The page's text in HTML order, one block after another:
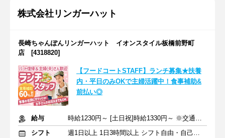
株式会社リンガーハット
長崎ちゃんぽんリンガーハット イオンスタイル板橋前野町
店 [4318820]
【フードコートSTAFF】ランチ募集★扶養
内・平日のみOKで主婦活躍中！食事補助&
前払い◎
給与
時給1230円～ [土日祝]時給1330円～ ※交通費全額支給
シフト
週1日以上 1日3時間以上 シフト自由・自己申告